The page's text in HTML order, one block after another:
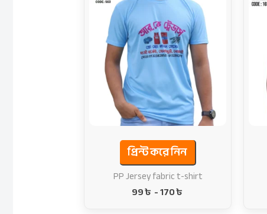
প্রিন্ট করে নিন
PP Jersey fabric t-shirt
99৳ -170৳